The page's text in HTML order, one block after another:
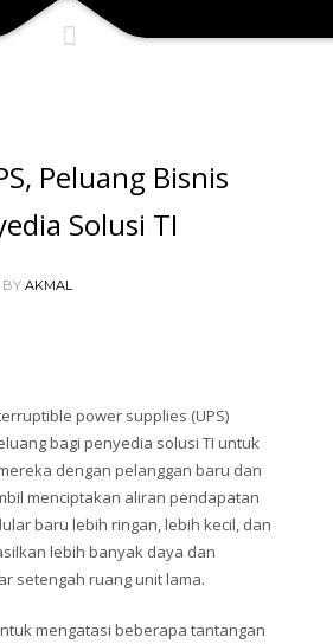
Peluang Bisnis
Solusi TI
BY AKMAL
power supplies (UPS)
bagi penyedia solusi TI untuk
dengan pelanggan baru dan
menciptakan aliran pendapatan
baru lebih ringan, lebih kecil, dan
lebih banyak daya dan
setengah ruang unit lama.
mengatasi beberapa tantangan